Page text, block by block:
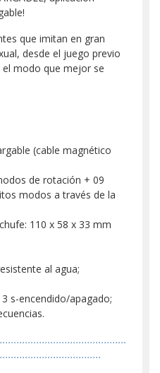
que imitan en gran
desde el juego previo
modo que mejor se
(cable magnético
de rotación + 09
modos a través de la
110 x 58 x 33 mm
al agua;
s-encendido/apagado;